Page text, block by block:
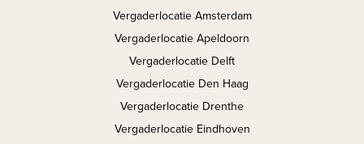
Vergaderlocatie Amsterdam
Vergaderlocatie Apeldoorn
Vergaderlocatie Delft
Vergaderlocatie Den Haag
Vergaderlocatie Drenthe
Vergaderlocatie Eindhoven